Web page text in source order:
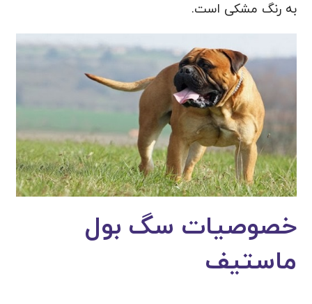
به رنگ مشکی است.
خصوصیات سگ بول
ماستیف